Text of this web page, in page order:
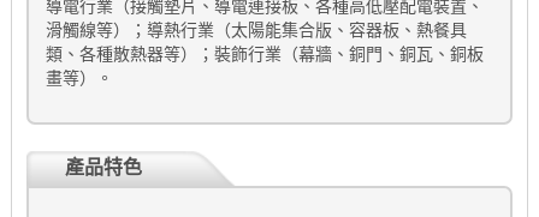
導電行業（接觸墊片、導電連接板、各種高低壓配電裝置、
滑觸線等）；導熱行業（太陽能集合版、容器板、熱餐具
類、各種散熱器等）；裝飾行業（幕牆、銅門、銅瓦、銅板
畫等）。
產品特色